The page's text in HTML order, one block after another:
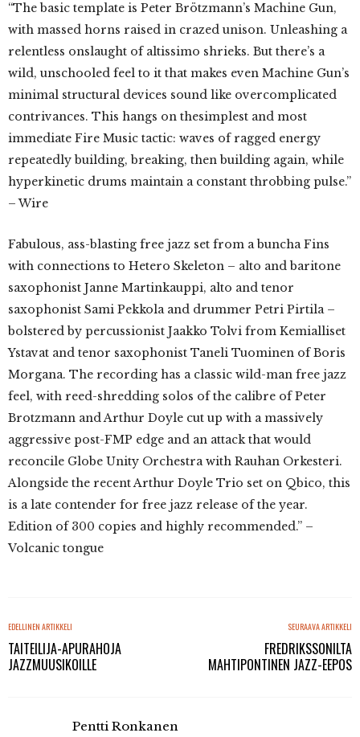
“The basic template is Peter Brötzmann’s Machine Gun,
with massed horns raised in crazed unison. Unleashing a
relentless onslaught of altissimo shrieks. But there’s a
wild, unschooled feel to it that makes even Machine Gun’s
minimal structural devices sound like overcomplicated
contrivances. This hangs on thesimplest and most
immediate Fire Music tactic: waves of ragged energy
repeatedly building, breaking, then building again, while
hyperkinetic drums maintain a constant throbbing pulse.”
– Wire
Fabulous, ass-blasting free jazz set from a buncha Fins
with connections to Hetero Skeleton – alto and baritone
saxophonist Janne Martinkauppi, alto and tenor
saxophonist Sami Pekkola and drummer Petri Pirtila –
bolstered by percussionist Jaakko Tolvi from Kemialliset
Ystavat and tenor saxophonist Taneli Tuominen of Boris
Morgana. The recording has a classic wild-man free jazz
feel, with reed-shredding solos of the calibre of Peter
Brotzmann and Arthur Doyle cut up with a massively
aggressive post-FMP edge and an attack that would
reconcile Globe Unity Orchestra with Rauhan Orkesteri.
Alongside the recent Arthur Doyle Trio set on Qbico, this
is a late contender for free jazz release of the year.
Edition of 300 copies and highly recommended.” –
Volcanic tongue
EDELLINEN ARTIKKELI
TAITEILIJA-APURAHOJA
JAZZMUUSIKOILLE
SEURAAVA ARTIKKELI
FREDRIKSSONILTA
MAHTIPONTINEN JAZZ-EEPOS
Pentti Ronkanen